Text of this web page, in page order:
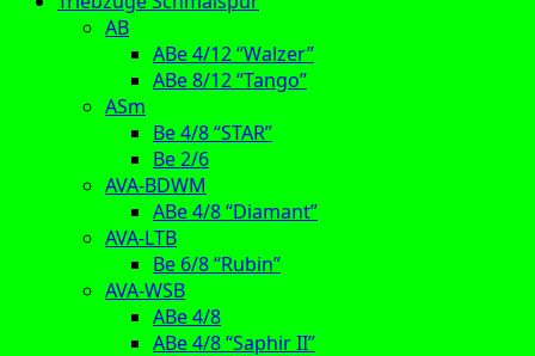
AB
ABe 4/12 “Walzer”
ABe 8/12 “Tango”
ASm
Be 4/8 “STAR”
Be 2/6
AVA-BDWM
ABe 4/8 “Diamant”
AVA-LTB
Be 6/8 “Rubin”
AVA-WSB
ABe 4/8
ABe 4/8 “Saphir II”